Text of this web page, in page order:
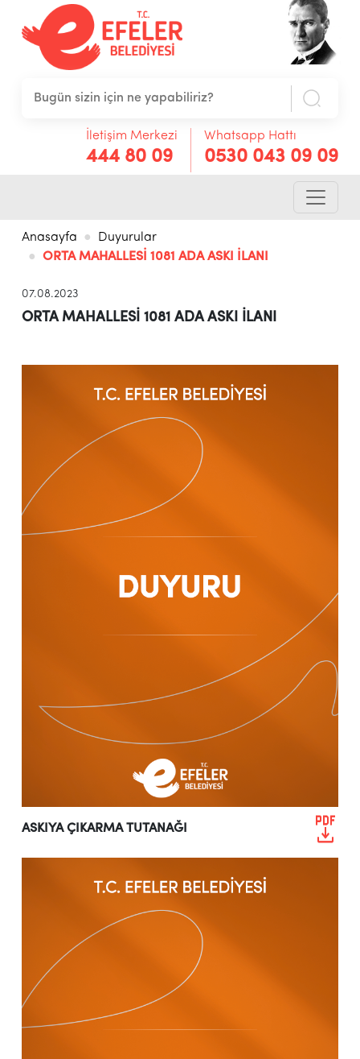
İletişim Merkezi
444 80 09
Whatsapp Hattı
0530 043 09 09
Anasayfa
Duyurular
ORTA MAHALLESİ 1081 ADA ASKI İLANI
07.08.2023
ORTA MAHALLESİ 1081 ADA ASKI İLANI
ASKIYA ÇIKARMA TUTANAĞI